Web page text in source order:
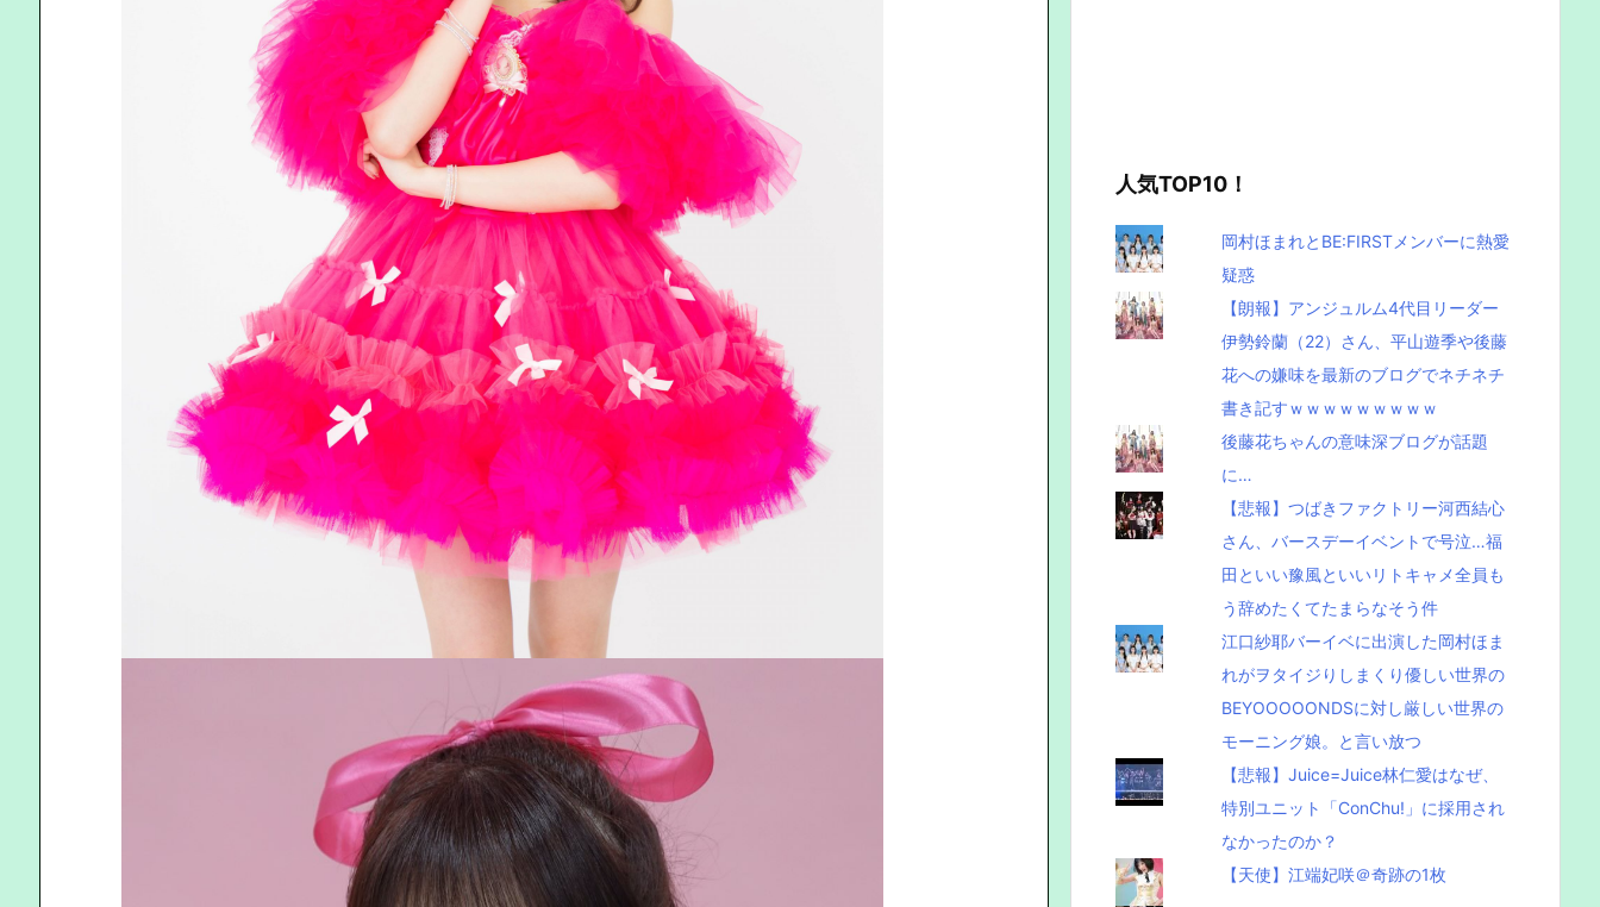
人気TOP10！
岡村ほまれとBE:FIRSTメンバーに熱愛
疑惑
【朗報】アンジュルム4代目リーダー
伊勢鈴蘭（22）さん、平山遊季や後藤
花への嫌味を最新のブログでネチネチ
書き記すｗｗｗｗｗｗｗｗｗ
後藤花ちゃんの意味深ブログが話題
に…
【悲報】つばきファクトリー河西結心
さん、バースデーイベントで号泣…福
田といい豫風といいリトキャメ全員も
う辞めたくてたまらなそう件
江口紗耶バーイベに出演した岡村ほま
れがヲタイジりしまくり優しい世界の
BEYOOOOONDSに対し厳しい世界の
モーニング娘。と言い放つ
【悲報】Juice=Juice林仁愛はなぜ、
特別ユニット「ConChu!」に採用され
なかったのか？
【天使】江端妃咲＠奇跡の1枚